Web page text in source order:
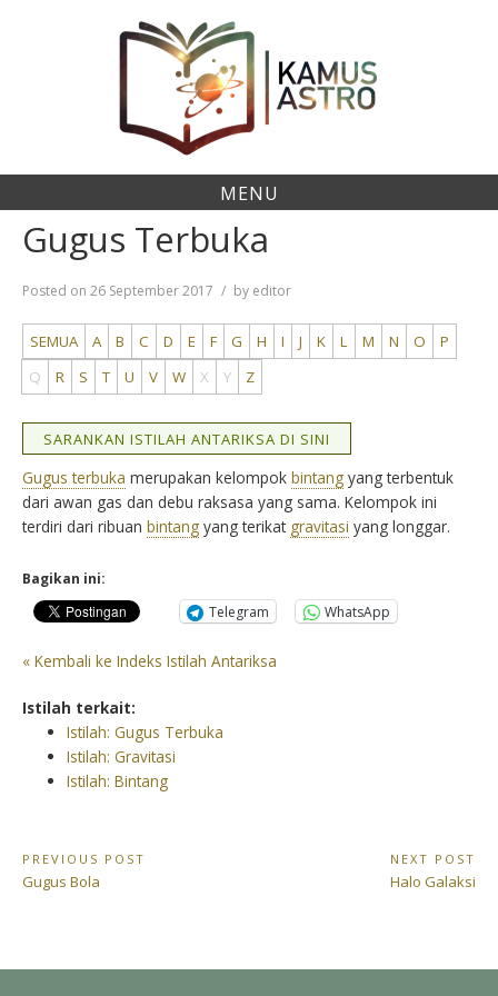
MENU
Gugus Terbuka
Posted on 26 September 2017 by editor
SEMUA A B C D E F G H I J K L M N O
P
Q
R S T U V W X Y Z
SARANKAN ISTILAH ANTARIKSA DI SINI
Gugus terbuka merupakan kelompok bintang yang terbentuk
dari awan gas dan debu raksasa yang sama. Kelompok ini
terdiri dari ribuan bintang yang terikat gravitasi yang longgar.
Bagikan ini:
Telegram
WhatsApp
« Kembali ke Indeks Istilah Antariksa
Istilah terkait:
Istilah: Gugus Terbuka
Istilah: Gravitasi
Istilah: Bintang
Navigasi
pos
PREVIOUS POST
Previous
Gugus Bola
NEXT POST
Next
Halo Galaksi